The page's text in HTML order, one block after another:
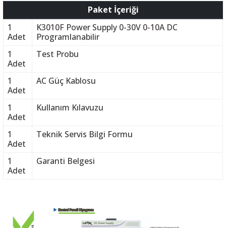
Paket İçeriği
1
Adet
K3010F Power Supply 0-30V 0-10A DC
Programlanabilir
1
Adet
Test Probu
1
Adet
AC Güç Kablosu
1
Adet
Kullanım Kılavuzu
1
Adet
Teknik Servis Bilgi Formu
1
Adet
Garanti Belgesi